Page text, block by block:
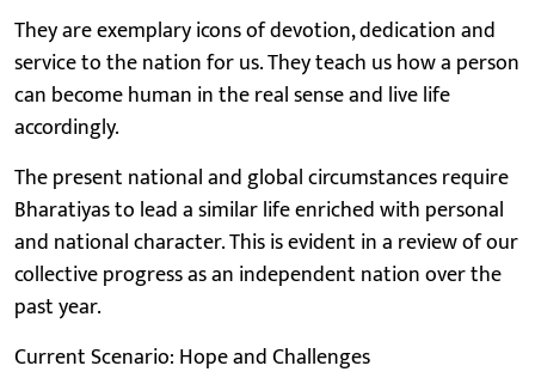
They are exemplary icons of devotion, dedication and
service to the nation for us. They teach us how a person
can become human in the real sense and live life
accordingly.
The present national and global circumstances require
Bharatiyas to lead a similar life enriched with personal
and national character. This is evident in a review of our
collective progress as an independent nation over the
past year.
Current Scenario: Hope and Challenges